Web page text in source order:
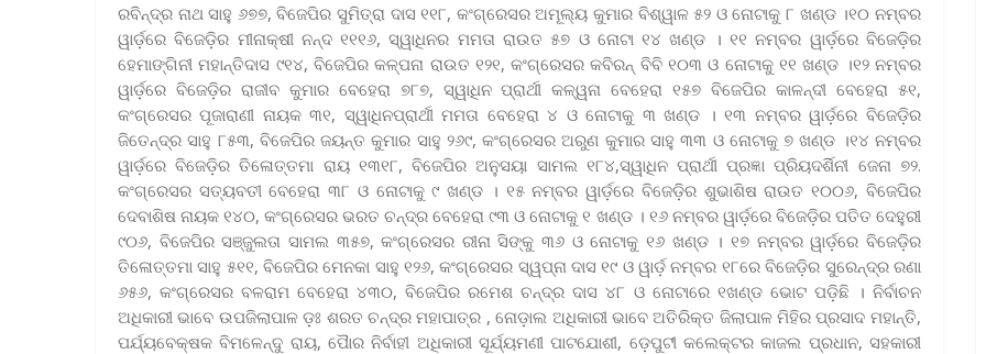
ରବିନ୍ଦ୍ର ନାଥ ସାହୁ ୬୭୭, ବିଜେପିର ସୁମିତ୍ରା ଦାସ ୧୧୮, କଂଗ୍ରେସର ଅମୂଲ୍ୟ କୁମାର ବିଶ୍ୱାଳ ୫୨ ଓ ନୋଟାକୁ ୮ ଖଣ୍ଡ ।୧୦ ନମ୍ବର
ୱାର୍ଡ଼ରେ ବିଜେଡ଼ିର ମୀନାକ୍ଷୀ ନନ୍ଦ ୧୧୧୬, ସ୍ୱାଧିନର ମମତା ରାଉତ ୫୭ ଓ ନୋଟା ୧୪ ଖଣ୍ଡ । ୧୧ ନମ୍ବର ୱାର୍ଡ଼ରେ ବିଜେଡ଼ିର
ହେମାଙ୍ଗିନୀ ମହାନ୍ତିଦାସ ୯୧୪, ବିଜେପିର କଳ୍ପନା ରାଉତ ୧୨୧, କଂଗ୍ରେସର କବିରନ୍ ବିବି ୧୦୩ ଓ ନୋଟାକୁ ୧୧ ଖଣ୍ଡ ।୧୨ ନମ୍ବର
ୱାର୍ଡ଼ରେ ବିଜେଡ଼ିର ରାଜୀବ କୁମାର ବେହେରା ୭୮୭, ସ୍ୱାଧିନ ପ୍ରାର୍ଥୀ କଳ୍ୱନା ବେହେରା ୧୫୭ ବିଜେପିର କାଳନ୍ଦୀ ବେହେରା ୫୧,
କଂଗ୍ରେସର ପୂଜାରାଣୀ ନାୟକ ୩୧, ସ୍ୱାଧିନପ୍ରାର୍ଥୀ ମମତା ବେହେରା ୪ ଓ ନୋଟାକୁ ୩ ଖଣ୍ଡ । ୧୩ ନମ୍ବର ୱାର୍ଡ଼ରେ ବିଜେଡ଼ିର
ଜିତେନ୍ଦ୍ର ସାହୁ ୮୫୩, ବିଜେପିର ଜୟନ୍ତ କୁମାର ସାହୁ ୨୬୯, କଂଗ୍ରେସର ଅରୁଣ କୁମାର ସାହୁ ୩୩ ଓ ନୋଟାକୁ ୭ ଖଣ୍ଡ ।୧୪ ନମ୍ବର
ୱାର୍ଡ଼ରେ ବିଜେଡ଼ିର ତିଳୋତ୍ତମା ରାୟ ୧୩୧୮, ବିଜେପିର ଅନୁସୟା ସାମଲ ୧୮୪,ସ୍ୱାଧିନ ପ୍ରାର୍ଥୀ ପ୍ରଜ୍ଞା ପ୍ରିୟଦର୍ଶିନୀ ଜେନା ୭୨.
କଂଗ୍ରେସର ସତ୍ୟବତୀ ବେହେରା ୩୮ ଓ ନୋଟାକୁ ୯ ଖଣ୍ଡ । ୧୫ ନମ୍ବର ୱାର୍ଡ଼ରେ ବିଜେଡ଼ିର ଶୁଭାଶିଷ ରାଉତ ୧୦୦୬, ବିଜେପିର
ଦେବାଶିଷ ନାୟକ ୧୪୦, କଂଗ୍ରେସର ଭରତ ଚନ୍ଦ୍ର ବେହେରା ୯୩ ଓ ନୋଟାକୁ ୧ ଖଣ୍ଡ । ୧୬ ନମ୍ବର ୱାର୍ଡ଼ରେ ବିଜେଡ଼ିର ପତିତ ଦେହୁରୀ
୯୦୬, ବିଜେପିର ସଞ୍ଜୁଲତା ସାମଲ ୩୫୭, କଂଗ୍ରେସର ରୀନା ସିଙ୍କୁ ୩୬ ଓ ନୋଟାକୁ ୧୬ ଖଣ୍ଡ । ୧୭ ନମ୍ବର ୱାର୍ଡ଼ରେ ବିଜେଡ଼ିର
ତିଳୋତ୍ତମା ସାହୁ ୫୧୧, ବିଜେପିର ମେନକା ସାହୁ ୧୨୬, କଂଗ୍ରେସର ସ୍ୱପ୍ନା ଦାସ ୧୯ ଓ ୱାର୍ଡ଼ ନମ୍ବର ୧୮ରେ ବିଜେଡ଼ିର ସୁରେନ୍ଦ୍ର ରଣା
୬୫୬, କଂଗ୍ରେସର ବଳରାମ ବେହେରା ୪୩୦, ବିଜେପିର ରମେଶ ଚନ୍ଦ୍ର ଦାସ ୪୮ ଓ ନୋଟାରେ ୧ଖଣ୍ଡ ଭୋଟ ପଡ଼ିଛି । ନିର୍ବାଚନ
ଅଧିକାରୀ ଭାବେ ଉପଜିଲାପାଳ ଡ଼ଃ ଶରତ ଚନ୍ଦ୍ର ମହାପାତ୍ର , ନୋଡ଼ାଲ ଅଧିକାରୀ ଭାବେ ଅତିରିକ୍ତ ଜିଲାପାଳ ମିହିର ପ୍ରସାଦ ମହାନ୍ତି,
ପର୍ଯ୍ୟବେକ୍ଷକ ବିମଳେନ୍ଦୁ ରାୟ, ପୈାର ନିର୍ବାହୀ ଅଧିକାରୀ ସୂର୍ଯ୍ୟମଣୀ ପାଟଯୋଶୀ, ଡ଼େପୁଟୀ କଲେକ୍ଟର କାଜଲ ପ୍ରଧାନ, ସହକାରୀ